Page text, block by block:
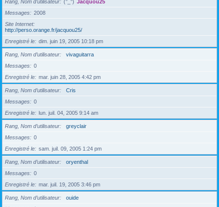
Rang, Nom d’utilisateur (°_°) Jacquou25
Messages
2008
Site Internet
http://perso.orange.fr/jacquou25/
Enregistré le
dim. juin 19, 2005 10:18 pm
Rang, Nom d’utilisateur
vivaguitarra
Messages
0
Enregistré le
mar. juin 28, 2005 4:42 pm
Rang, Nom d’utilisateur
Cris
Messages
0
Enregistré le
lun. juil. 04, 2005 9:14 am
Rang, Nom d’utilisateur
greyclair
Messages
0
Enregistré le
sam. juil. 09, 2005 1:24 pm
Rang, Nom d’utilisateur
oryenthal
Messages
0
Enregistré le
mar. juil. 19, 2005 3:46 pm
Rang, Nom d’utilisateur
ouide